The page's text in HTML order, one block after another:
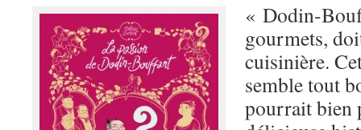
« Dodin-
gourmets,
cuisinière.
semble tout
pourrait bien